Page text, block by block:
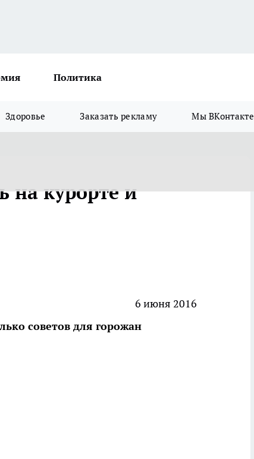
Политика
Здоровье Заказать рекламу Мы ВКонтакте
на курорте и
6 июня 2016
советов для горожан